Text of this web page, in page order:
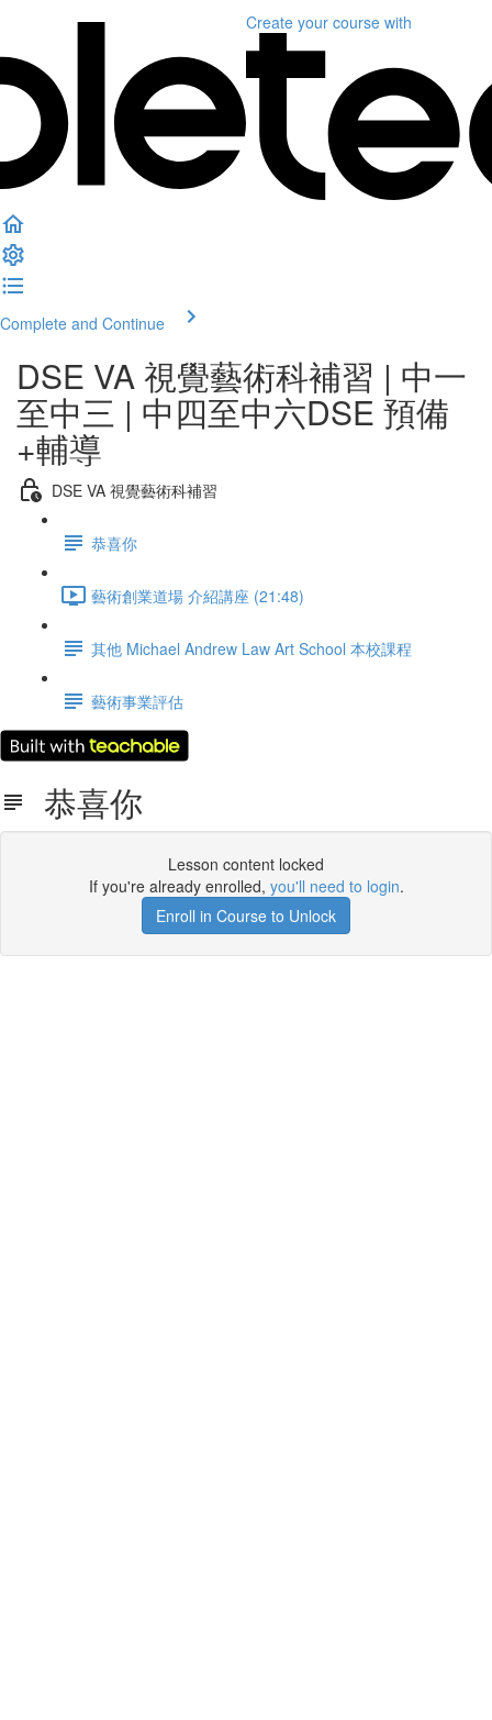
Create your course with
Complete and Continue
DSE VA 視覺藝術科補習 | 中一
至中三 | 中四至中六DSE 預備
+輔導
DSE VA 視覺藝術科補習
恭喜你
藝術創業道場 介紹講座 (21:48)
其他 Michael Andrew Law Art School 本校課程
藝術事業評估
恭喜你
Lesson content locked
If you're already enrolled, you'll need to login.
Enroll in Course to Unlock